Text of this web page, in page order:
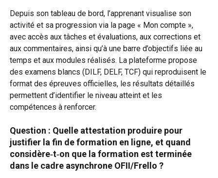
Depuis son tableau de bord, l’apprenant visualise son
activité et sa progression via la page « Mon compte »,
avec accès aux tâches et évaluations, aux corrections et
aux commentaires, ainsi qu’à une barre d’objectifs liée au
temps et aux modules réalisés. La plateforme propose
des examens blancs (DILF, DELF, TCF) qui reproduisent le
format des épreuves officielles, les résultats détaillés
permettent d’identifier le niveau atteint et les
compétences à renforcer.
Question : Quelle attestation produire pour
justifier la fin de formation en ligne, et quand
considère‑t‑on que la formation est terminée
dans le cadre asynchrone OFII/Frello ?